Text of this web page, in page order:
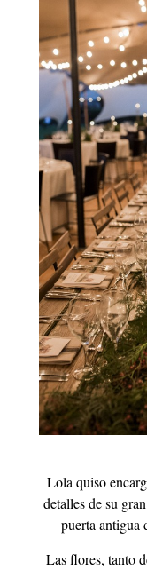
Lola quiso
detalles de su
puerta antigua
Las flores, tanto